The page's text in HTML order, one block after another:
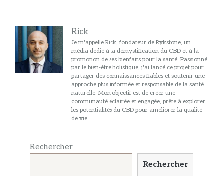
Rick
Je m'appelle Rick, fondateur de Rykstone, un
média dédié à la démystification du CBD et à la
promotion de ses bienfaits pour la santé. Passionné
par le bien-être holistique, j'ai lancé ce projet pour
partager des connaissances fiables et soutenir une
approche plus informée et responsable de la santé
naturelle. Mon objectif est de créer une
communauté éclairée et engagée, prête à explorer
les potentialités du CBD pour améliorer la qualité
de vie.
Rechercher
Rechercher